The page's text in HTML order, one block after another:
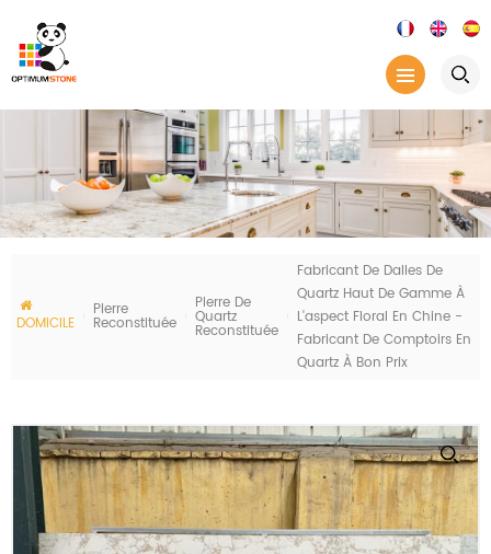
DOMICILE
Pierre
Reconstituée
Pierre De
Quartz
Reconstituée
Fabricant De Dalles De
Quartz Haut De Gamme À
L'aspect Floral En Chine -
Fabricant De Comptoirs En
Quartz À Bon Prix